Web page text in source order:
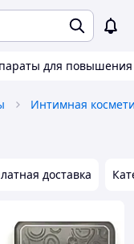
для
Интимная
доставка